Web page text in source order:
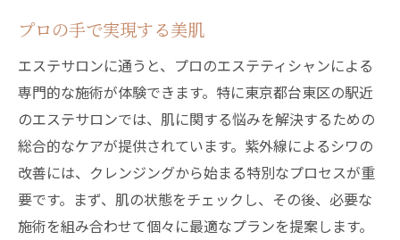
プロの手で実現する美肌
エステサロンに通うと、プロのエステティシャンによる
専門的な施術が体験できます。特に東京都台東区の駅近
のエステサロンでは、肌に関する悩みを解決するための
総合的なケアが提供されています。紫外線によるシワの
改善には、クレンジングから始まる特別なプロセスが重
要です。まず、肌の状態をチェックし、その後、必要な
施術を組み合わせて個々に最適なプランを提案します。